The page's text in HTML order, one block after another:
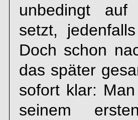
unbedingt auf
setzt,
Doch schon
das später
sofort klar:
seinem